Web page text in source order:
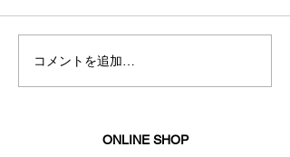
夏におすすめスリープウ
ェア
コメントを追加…
ONLINE SHOP